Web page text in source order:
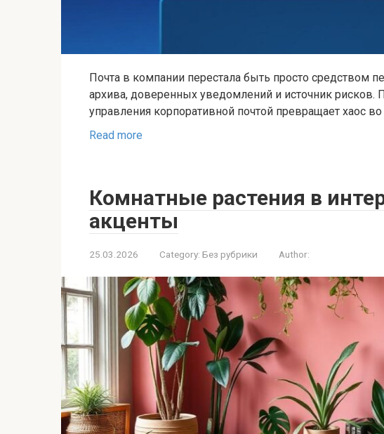
Почта в компании перестала быть просто средством
архива, доверенных уведомлений и источник рисков.
управления корпоративной почтой превращает хаос во
Read more
Комнатные растения в
акценты
25.03.2026 Category: Без рубрики Author: